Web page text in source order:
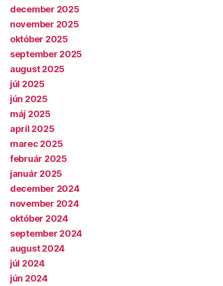
december 2025
november 2025
október 2025
september 2025
august 2025
júl 2025
jún 2025
máj 2025
apríl 2025
marec 2025
február 2025
január 2025
december 2024
november 2024
október 2024
september 2024
august 2024
júl 2024
jún 2024